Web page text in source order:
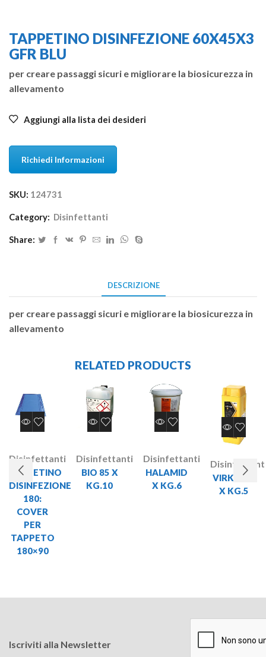
TAPPETINO DISINFEZIONE 60X45X3
GFR BLU
per creare passaggi sicuri e migliorare la biosicurezza in
allevamento
Aggiungi alla lista dei desideri
Richiedi Informazioni
SKU: 124731
Category: Disinfettanti
Share:
DESCRIZIONE
per creare passaggi sicuri e migliorare la biosicurezza in
allevamento
RELATED PRODUCTS
Disinfettanti
TAPPETINO
DISINFEZIONE
180:
COVER
PER
TAPPETO
180×90
Disinfettanti
BIO 85 X
KG.10
Disinfettanti
HALAMID
X KG.6
VIRKON S
X KG.5
Iscriviti alla Newsletter